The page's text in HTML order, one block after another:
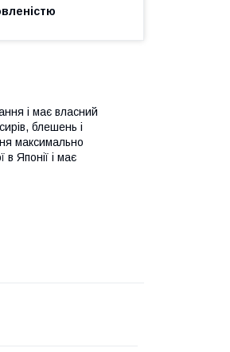
і має власний
блешень і
максимально
Японії і має